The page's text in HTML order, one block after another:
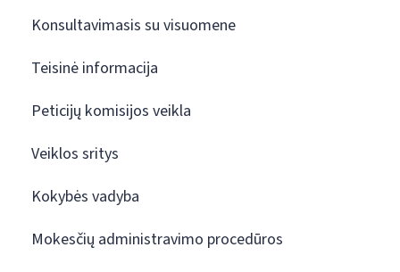
Konsultavimasis su visuomene
Teisinė informacija
Peticijų komisijos veikla
Veiklos sritys
Kokybės vadyba
Mokesčių administravimo procedūros